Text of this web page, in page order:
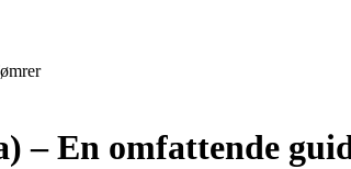
– En omfattende